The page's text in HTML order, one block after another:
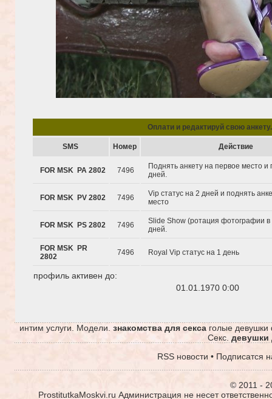
Oплати и редактируй свою анкету.
SMS Hомер Действие
FOR MSK PA 2802 7496
Поднять анкету на первое место и
дней.
FOR MSK PV 2802 7496
Vip статус на 2 дней и поднять
место
FOR MSK PS 2802 7496
Slide Show (ротация фотографии в
дней.
FOR MSK PR
2802
7496 Royal Vip статус на 1 день
профиль активен до:
01.01.1970 0:00
интим услуги. Модели. знакомства для секса голые
Секс. девушки
RSS новости • Подписатся
© 2011 -
ProstitutkaMoskvi.ru Администрация не несет